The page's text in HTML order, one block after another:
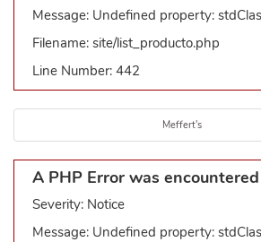
Message: Undefined property:
Filename: site/list_producto.php
Line Number: 442
Meffert's
A PHP Error was encountered
Severity: Notice
Message: Undefined property: